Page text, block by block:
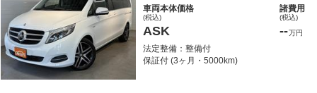
車両本体価格
(税込)
ASK
諸費用
(税込)
--万円
法定整備：整備付
保証付 (3ヶ月・5000km)